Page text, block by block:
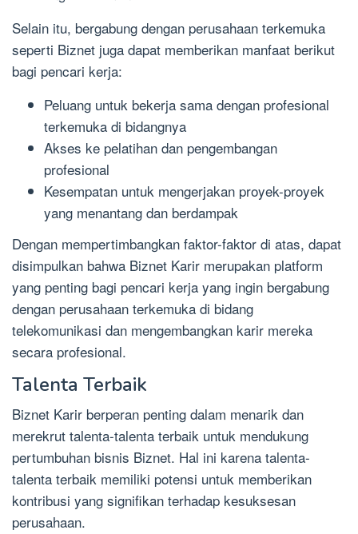
Selain itu, bergabung dengan perusahaan terkemuka
seperti Biznet juga dapat memberikan manfaat berikut
bagi pencari kerja:
Peluang untuk bekerja sama dengan profesional
terkemuka di bidangnya
Akses ke pelatihan dan pengembangan
profesional
Kesempatan untuk mengerjakan proyek-proyek
yang menantang dan berdampak
Dengan mempertimbangkan faktor-faktor di atas, dapat
disimpulkan bahwa Biznet Karir merupakan platform
yang penting bagi pencari kerja yang ingin bergabung
dengan perusahaan terkemuka di bidang
telekomunikasi dan mengembangkan karir mereka
secara profesional.
Talenta Terbaik
Biznet Karir berperan penting dalam menarik dan
merekrut talenta-talenta terbaik untuk mendukung
pertumbuhan bisnis Biznet. Hal ini karena talenta-
talenta terbaik memiliki potensi untuk memberikan
kontribusi yang signifikan terhadap kesuksesan
perusahaan.